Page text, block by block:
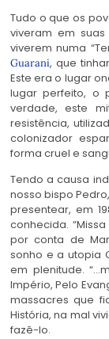
Tudo o que os
viveram em
viverem numa
Guarani, que
Este era o lugar
lugar perfeito, o
verdade, este
resistência,
colonizador
forma cruel e
Tendo a causa
nosso bispo
presentear, em
conhecida.
por conta de
sonho e a utopia
em plenitude.
Império, Pelo
massacres que
História, na mal
fazê-lo.